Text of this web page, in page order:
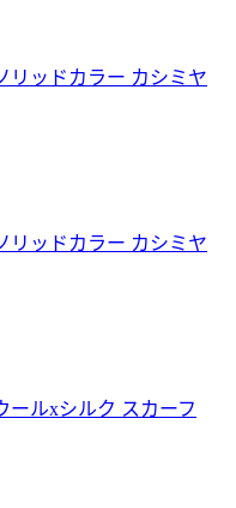
リッドカラー カシミヤ
リッドカラー カシミヤ
ールxシルク スカーフ